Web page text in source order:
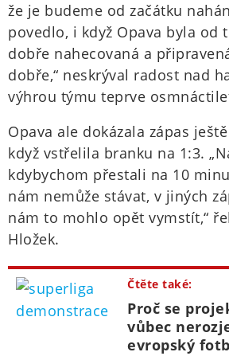
že je budeme od začátku
povedlo, i když Opava byla od
dobře nahecovaná a
dobře,“ neskrýval radost nad
výhrou týmu teprve
Opava ale dokázala zápas
když vstřelila branku na 1:3.
kdybychom přestali na 10
nám nemůže stávat, v jiných
nám to mohlo opět vymstít,“
Hložek.
Čtěte také:
Proč se
vůbec
evropský